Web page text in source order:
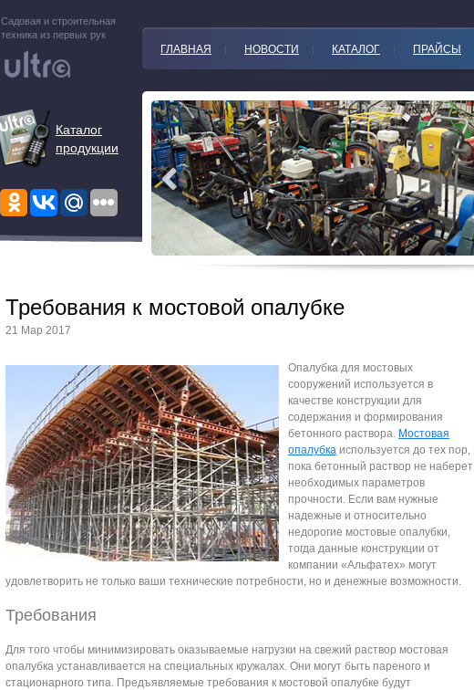
Садовая и строительная
техника из первых рук
Каталог
продукции
ГЛАВНАЯ НОВОСТИ КАТАЛОГ ПРАЙСЫ
Требования к мостовой опалубке
21 Мар 2017
Опалубка для мостовых
сооружений используется в
качестве конструкции для
содержания и формирования
бетонного раствора. Мостовая
опалубка используется до тех пор,
пока бетонный раствор не наберет
необходимых параметров
прочности. Если вам нужные
надежные и относительно
недорогие мостовые опалубки,
тогда данные конструкции от
компании «Альфатех» могут
удовлетворить не только ваши технические потребности, но и денежные возможности.
Требования
Для того чтобы минимизировать оказываемые нагрузки на свежий раствор мостовая
опалубка устанавливается на специальных кружалах. Они могут быть пареного и
стационарного типа. Предъявляемые требования к мостовой опалубке будут